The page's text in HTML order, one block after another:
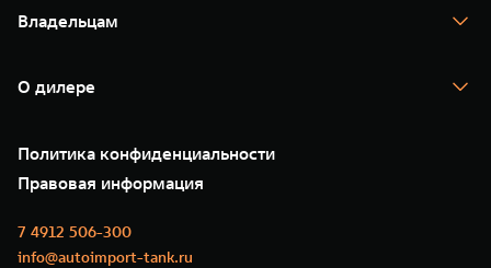
Тест-драйв
TANK Финансы
Корпоративным клиентам
Зарядные станции
Владельцам
Помощь на дороге
Новые цифровые сервисы TANK
Сервис
Нулевое ТО
Моторные масла
О дилере
35 лет GWM
GWM ТЕХ ДЕНЬ
Новости
Политика конфиденциальности
Правовая информация
7 4912 506-300
info@autoimport-tank.ru